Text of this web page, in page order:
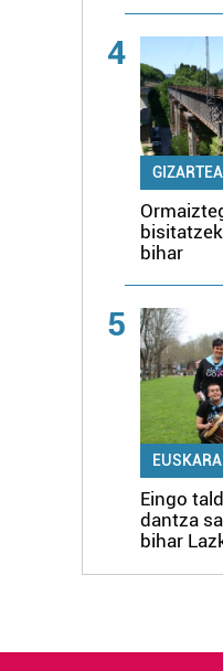
4
GIZARTEA
bihar
5
EUSKARA
Eingo
dantza
bihar